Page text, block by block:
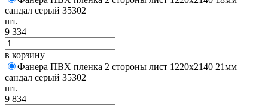
сандал серый 35302
шт.
9 334
в корзину
Фанера ПВХ пленка 2 стороны лист 1220х2140 21мм
сандал серый 35302
шт.
9 834